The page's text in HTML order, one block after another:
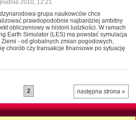
2010, 12:21
grupa naukowców chce
prawdopodobnie najbardziej ambitny
obliczeniowy w historii ludzkości. W ramach
Earth Simulator (LES) ma powstać symulacja
- od globalnych zmian pogodowych,
chorób czy transakcje finansowe po sytuację
następna strona »
2